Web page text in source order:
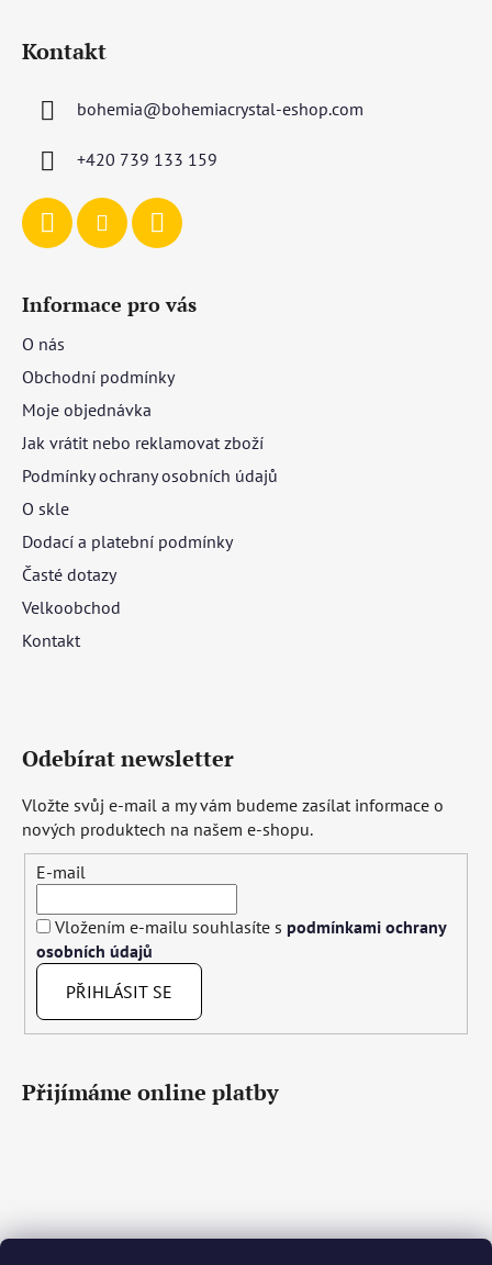
Kontakt
bohemia@bohemiacrystal-eshop.com
+420 739 133 159
Informace pro vás
O nás
Obchodní podmínky
Moje objednávka
Jak vrátit nebo reklamovat zboží
Podmínky ochrany osobních údajů
O skle
Dodací a platební podmínky
Časté dotazy
Velkoobchod
Kontakt
Odebírat newsletter
Vložte svůj e-mail a my vám budeme zasílat informace o
nových produktech na našem e-shopu.
E-mail
Vložením e-mailu souhlasíte s podmínkami ochrany
osobních údajů
PŘIHLÁSIT SE
Přijímáme online platby